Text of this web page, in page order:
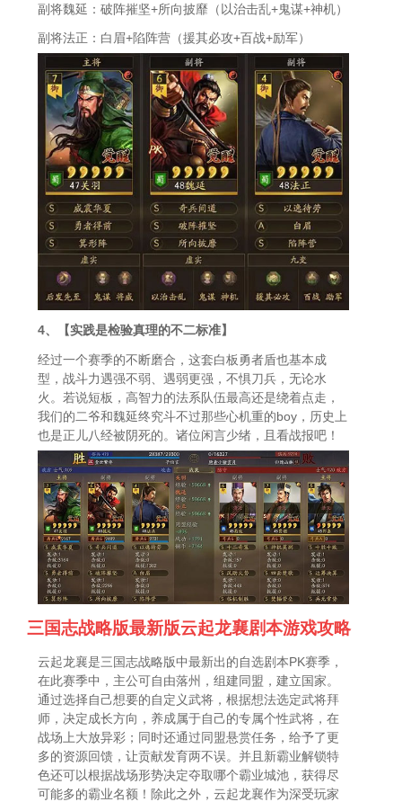
副将魏延：破阵摧坚+所向披靡（以治击乱+鬼谋+神机）
副将法正：白眉+陷阵营（援其必攻+百战+励军）
4、【实践是检验真理的不二标准】
经过一个赛季的不断磨合，这套白板勇者盾也基本成
型，战斗力遇强不弱、遇弱更强，不惧刀兵，无论水
火。若说短板，高智力的法系队伍最高还是绕着点走，
我们的二爷和魏延终究斗不过那些心机重的boy，历史上
也是正儿八经被阴死的。诸位闲言少绪，且看战报吧！
三国志战略版最新版云起龙襄剧本游戏攻略
云起龙襄是三国志战略版中最新出的自选剧本PK赛季，
在此赛季中，主公可自由落州，组建同盟，建立国家。
通过选择自己想要的自定义武将，根据想法选定武将拜
师，决定成长方向，养成属于自己的专属个性武将，在
战场上大放异彩；同时还通过同盟悬赏任务，给予了更
多的资源回馈，让贡献发育两不误。并且新霸业解锁特
色还可以根据战场形势决定夺取哪个霸业城池，获得尽
可能多的霸业名额！除此之外，云起龙襄作为深受玩家